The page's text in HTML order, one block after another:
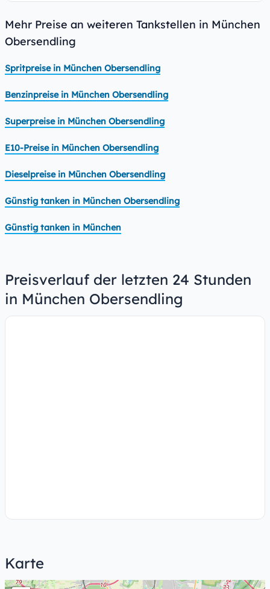
Mehr Preise an weiteren Tankstellen in München
Obersendling
Spritpreise in München Obersendling
Benzinpreise in München Obersendling
Superpreise in München Obersendling
E10-Preise in München Obersendling
Dieselpreise in München Obersendling
Günstig tanken in München Obersendling
Günstig tanken in München
Preisverlauf der letzten 24 Stunden
in München Obersendling
Karte